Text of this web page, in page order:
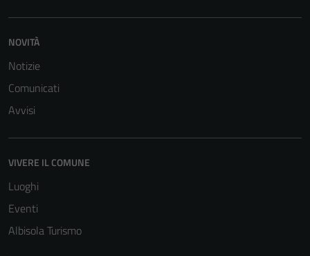
NOVITÀ
Notizie
Comunicati
Avvisi
VIVERE IL COMUNE
Luoghi
Eventi
Albisola Turismo